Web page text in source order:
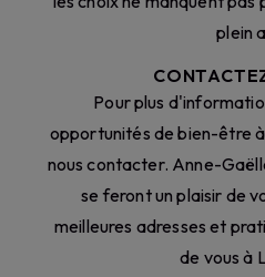
plein
Pour plus
opportunités de bien-être
nous contacter. Anne-
se feront un plaisir de
meilleures adresses et
de vous à